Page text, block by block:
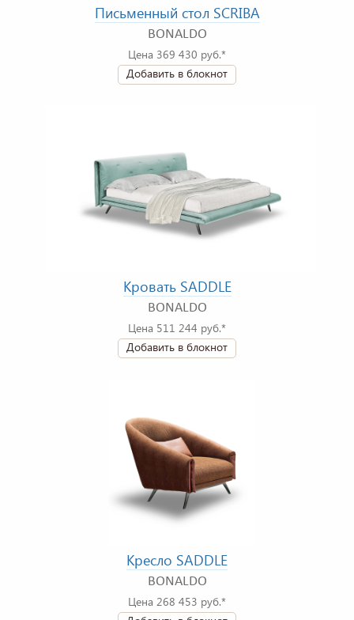
Письменный стол SCRIBA
BONALDO
Цена 369 430 руб.*
Добавить в блокнот
Кровать SADDLE
BONALDO
Цена 511 244 руб.*
Добавить в блокнот
Кресло SADDLE
BONALDO
Цена 268 453 руб.*